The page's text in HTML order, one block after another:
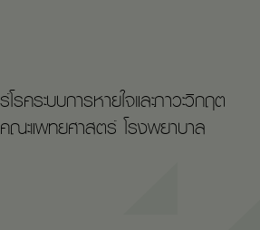
คระบบการหายใจและภาวะวิกฤต
ณะแพทยศาสตร์ โรงพยาบาล